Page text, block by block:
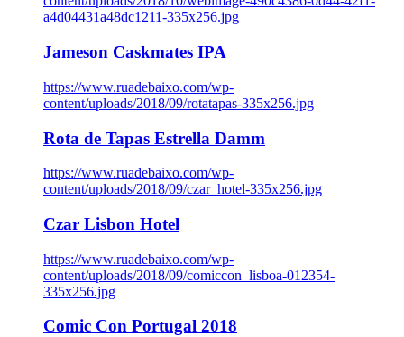
a4d04431a48dc1211-335x256.jpg
Jameson Caskmates IPA
https://www.ruadebaixo.com/wp-
content/uploads/2018/09/rotatapas-335x256.jpg
Rota de Tapas Estrella Damm
https://www.ruadebaixo.com/wp-
content/uploads/2018/09/czar_hotel-335x256.jpg
Czar Lisbon Hotel
https://www.ruadebaixo.com/wp-
content/uploads/2018/09/comiccon_lisboa-012354-
335x256.jpg
Comic Con Portugal 2018